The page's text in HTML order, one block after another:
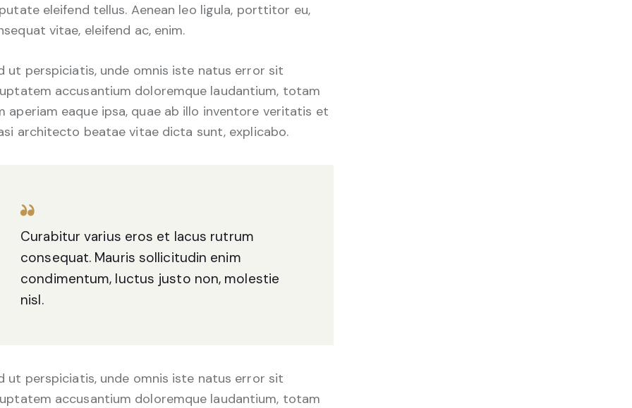
eleifend tellus. Aenean leo ligula, porttitor eu,
vitae, eleifend ac, enim.
ut perspiciatis, unde omnis iste natus error sit
accusantium doloremque laudantium, totam
aperiam eaque ipsa, quae ab illo inventore veritatis et
architecto beatae vitae dicta sunt, explicabo.
Curabitur varius eros et lacus rutrum
consequat. Mauris sollicitudin enim
condimentum, luctus justo non, molestie
nisl.
ut perspiciatis, unde omnis iste natus error sit
accusantium doloremque laudantium, totam